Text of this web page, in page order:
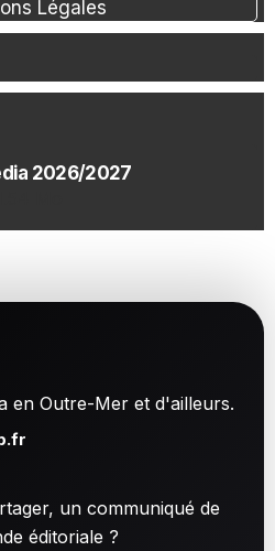
Légales
2026/2027
en Outre-Mer et d'ailleurs.
un communiqué de
éditoriale ?